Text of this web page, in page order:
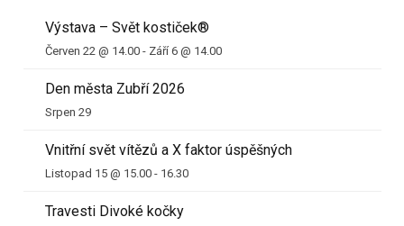
Výstava – Svět kostiček®
Červen 22 @ 14.00 - Září 6 @ 14.00
Den města Zubří 2026
Srpen 29
Vnitřní svět vítězů a X faktor úspěšných
Listopad 15 @ 15.00 - 16.30
Travesti Divoké kočky